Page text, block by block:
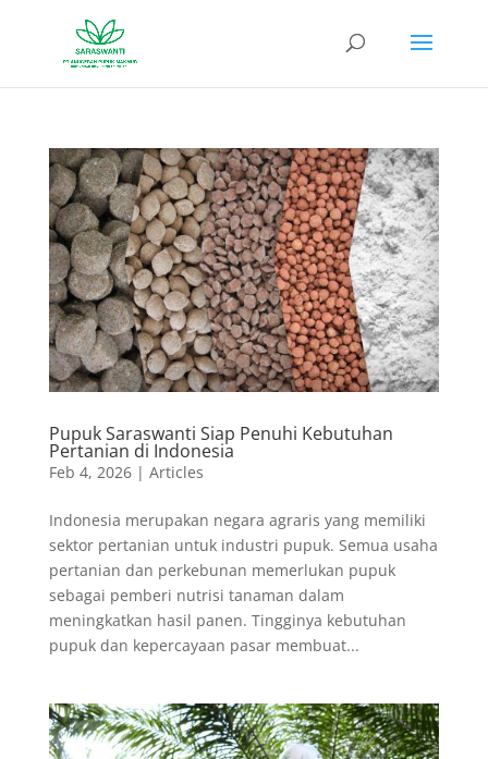
Pupuk Saraswanti Siap Penuhi Kebutuhan
Pertanian di Indonesia
Feb 4, 2026| Articles
Indonesia merupakan negara agraris yang memiliki
sektor pertanian untuk industri pupuk. Semua usaha
pertanian dan perkebunan memerlukan pupuk
sebagai pemberi nutrisi tanaman dalam
meningkatkan hasil panen. Tingginya kebutuhan
pupuk dan kepercayaan pasar membuat...